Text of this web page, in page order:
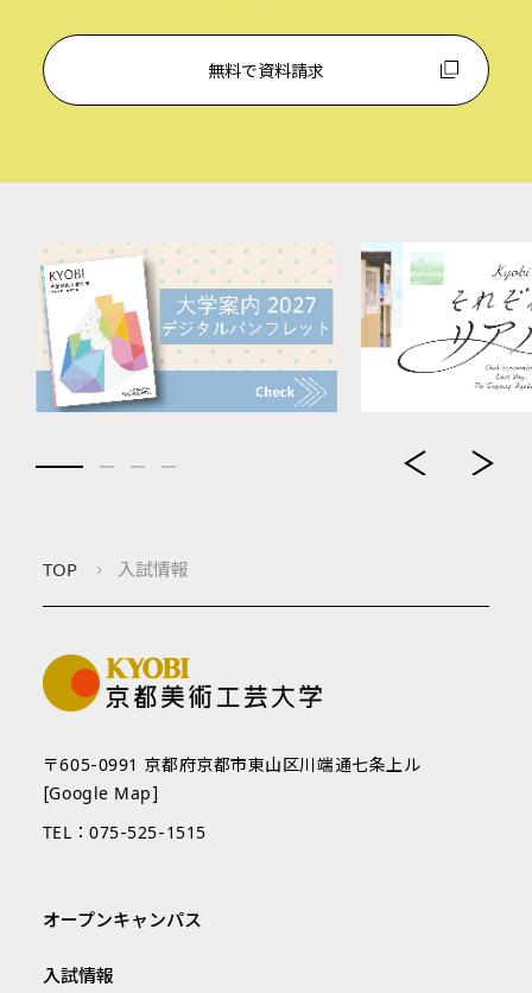
無料で資料請求
TOP 入試情報
〒605-0991 京都府京都市東山区川端通七条上ル
[Google Map]
TEL：075-525-1515
オープンキャンパス
入試情報